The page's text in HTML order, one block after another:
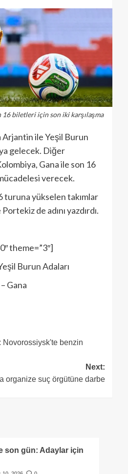
16 biletleri için son iki karşılaşma
Arjantin ile Yeşil Burun
gelecek. Diğer
Gana ile son 16
verecek.
turuna yükselen takımlar
de adını yazdırdı.
theme=”3″]
Burun Adaları
Gana
Novorossiysk'te benzin
Next:
organize suç örgütüne darbe
son gün: Adaylar için